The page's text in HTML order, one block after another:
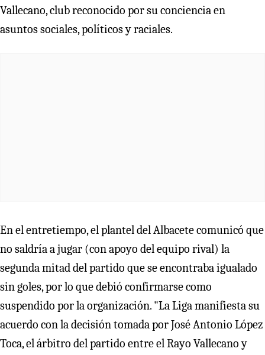
Vallecano, club reconocido por su conciencia en
asuntos sociales, políticos y raciales.
En el entretiempo, el plantel del Albacete comunicó que
no saldría a jugar (con apoyo del equipo rival) la
segunda mitad del partido que se encontraba igualado
sin goles, por lo que debió confirmarse como
suspendido por la organización. "La Ligamanifiesta su
acuerdo con la decisión tomada por José Antonio López
Toca, el árbitro del partido entre el Rayo Vallecano y